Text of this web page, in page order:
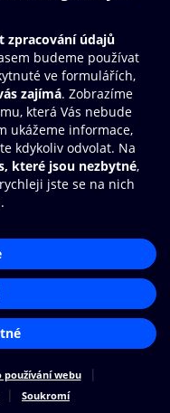
O2 Knihovna
své e-knihy a
a pohodlněji.